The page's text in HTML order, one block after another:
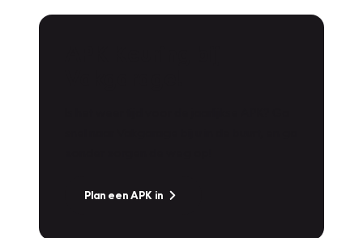
Plan een APK in